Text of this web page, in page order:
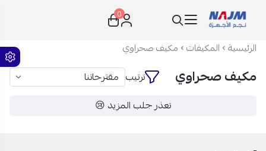
نجم الأجهزة
0
الرئيسية المكيفات مكيف صحراوي
مكيف صحراوي
ترتيب
تعذر جلب المزيد 😢